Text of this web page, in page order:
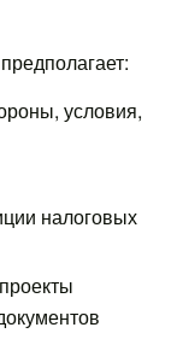
условия,
налоговых